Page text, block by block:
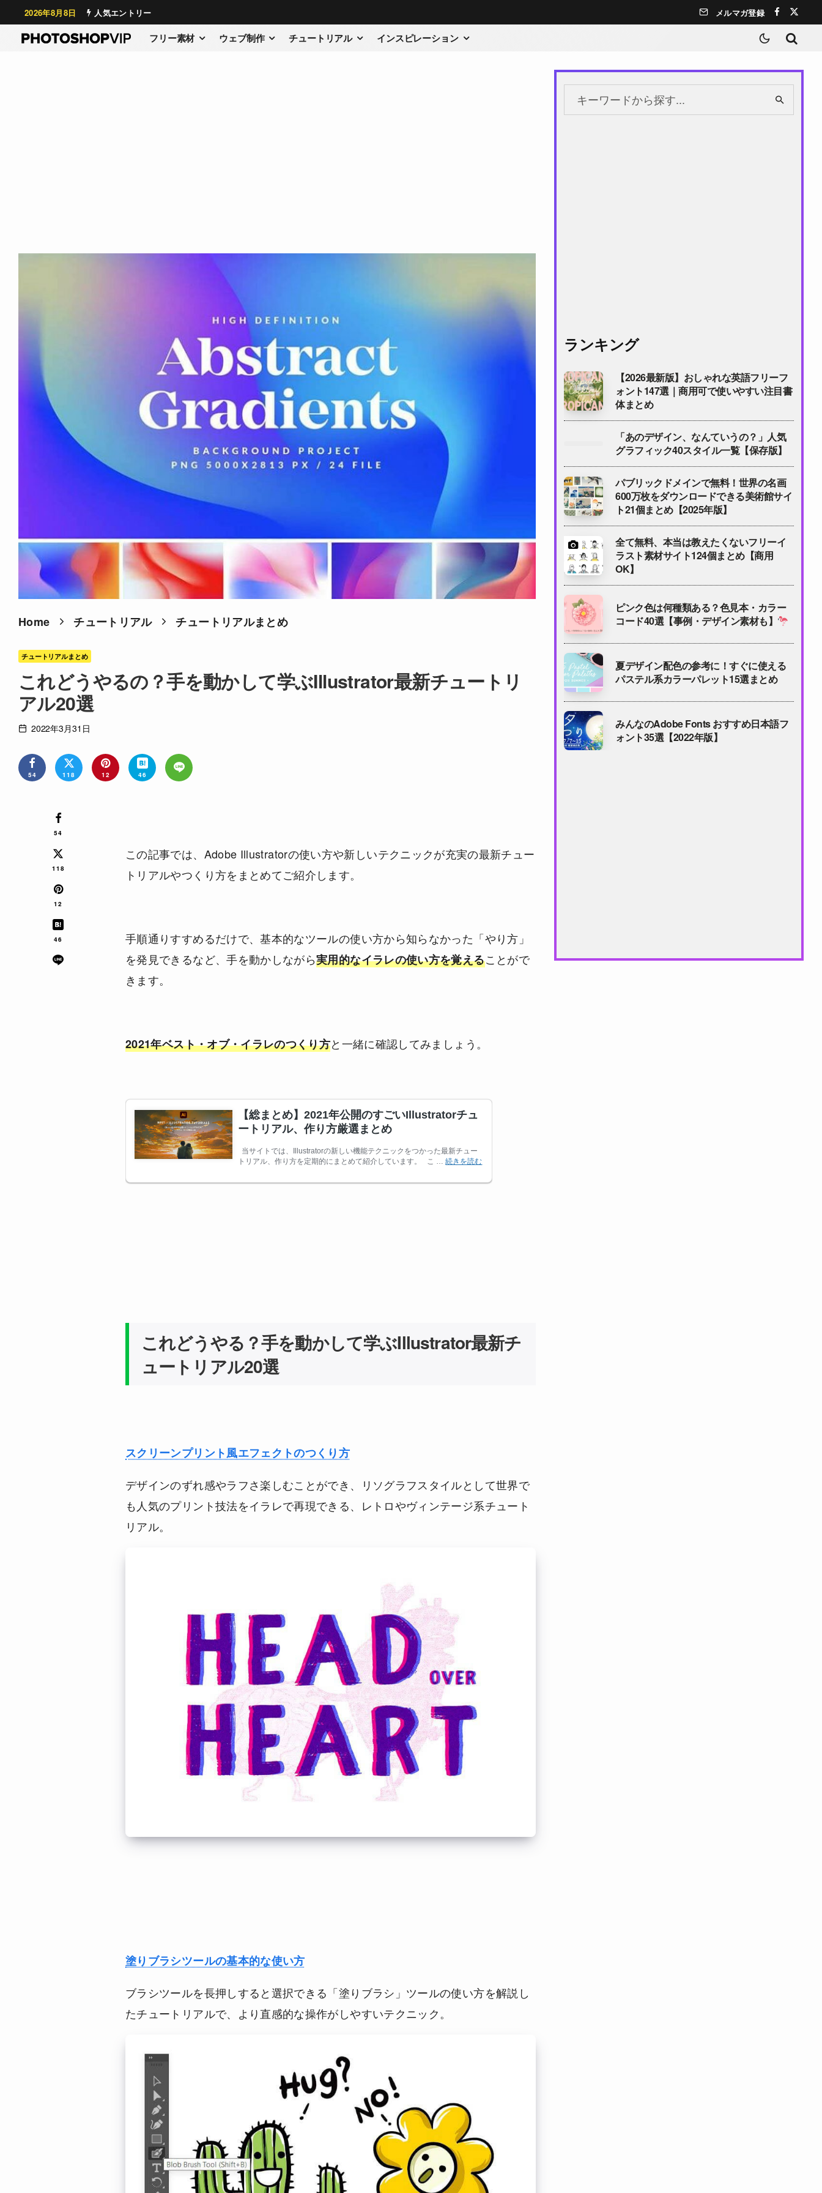
2026年8月8日 人気エントリー メルマガ登録
フリー素材 ウェブ制作 チュートリアル インスピレーション
Home チュートリアル チュートリアルまとめ
チュートリアルまとめ
これどうやるの？手を動かして学ぶIllustrator最新チュートリ
アル20選
2022年3月31日
54 118 12 46
54
118
12
46
この記事では、Adobe Illustratorの使い方や新しいテクニックが充実の最新チュー
トリアルやつくり方をまとめてご紹介します。
手順通りすすめるだけで、基本的なツールの使い方から知らなかった「やり方」
を発見できるなど、手を動かしながら実用的なイラレの使い方を覚えることがで
きます。
2021年ベスト・オブ・イラレのつくり方と一緒に確認してみましょう。
これどうやる？手を動かして学ぶIllustrator最新チ
ュートリアル20選
スクリーンプリント風エフェクトのつくり方
デザインのずれ感やラフさ楽しむことができ、リソグラフスタイルとして世界で
も人気のプリント技法をイラレで再現できる、レトロやヴィンテージ系チュート
リアル。
塗りブラシツールの基本的な使い方
ブラシツールを長押しすると選択できる「塗りブラシ」ツールの使い方を解説し
たチュートリアルで、より直感的な操作がしやすいテクニック。
ランキング
【2026最新版】おしゃれな英語フリーフ
ォント147選｜商用可で使いやすい注目書
体まとめ
「あのデザイン、なんていうの？」人気
グラフィック40スタイル一覧【保存版】
パブリックドメインで無料！世界の名画
600万枚をダウンロードできる美術館サイ
ト21個まとめ【2025年版】
全て無料、本当は教えたくないフリーイ
ラスト素材サイト124個まとめ【商用
OK】
ピンク色は何種類ある？色見本・カラー
コード40選【事例・デザイン素材も】
夏デザイン配色の参考に！すぐに使える
パステル系カラーパレット15選まとめ
みんなのAdobe Fonts おすすめ日本語フ
ォント35選【2022年版】